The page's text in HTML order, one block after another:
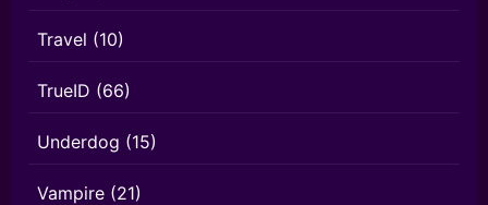
Travel (10)
TrueID (66)
Underdog (15)
Vampire (21)